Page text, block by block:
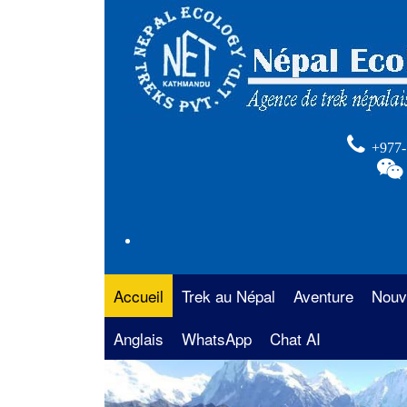
Accueil
Trek au Népal
La région de l’Annapurna
La région de l’Everest
Aventure
Rafting au Népal
Safari au Népal
Anglais WhatsApp Chat AI